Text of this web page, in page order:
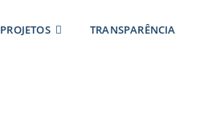
PROJETOS TRANSPARÊNCIA